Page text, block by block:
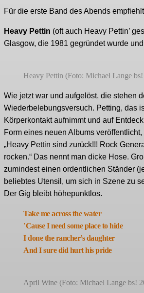
Für die erste Band des Abends
Heavy Pettin (oft auch Heavy Pettin’
Glasgow, die 1981 gegründet wurde
Heavy Pettin (Foto: Michael Lange
Wie jetzt war und aufgelöst, die stehen
Wiederbelebungsversuch. Petting, das
Körperkontakt aufnimmt und auf
Form eines neuen Albums
„Heavy Pettin sind zurück!!! Rock
rocken.“ Das nennt man dicke Hose.
zumindest einen ordentlichen Ständer
beliebtes Utensil, um sich in Szene zu
Der Gig bleibt höhepunktlos.
Take me across the water
′Cause I need some place to hide
I done the rancher’s daughter
And I sure did hurt his pride
April Wine (Foto: Michael Lange bs!